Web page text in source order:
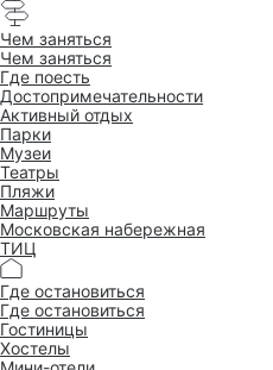
Чем заняться
Чем заняться
Где поесть
Достопримеча­тельности
Активный отдых
Парки
Музеи
Театры
Пляжи
Маршруты
Московская набережная
ТИЦ
Где остановиться
Где остановиться
Гостиницы
Хостелы